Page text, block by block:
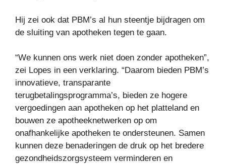
Hij zei ook dat PBM’s al hun steentje bijdragen om
de sluiting van apotheken tegen te gaan.
“We kunnen ons werk niet doen zonder apotheken”,
zei Lopes in een verklaring. “Daarom bieden PBM’s
innovatieve, transparante
terugbetalingsprogramma’s, bieden ze hogere
vergoedingen aan apotheken op het platteland en
bouwen ze apotheeknetwerken op om
onafhankelijke apotheken te ondersteunen. Samen
kunnen deze benaderingen de druk op het bredere
gezondheidszorgsysteem verminderen en